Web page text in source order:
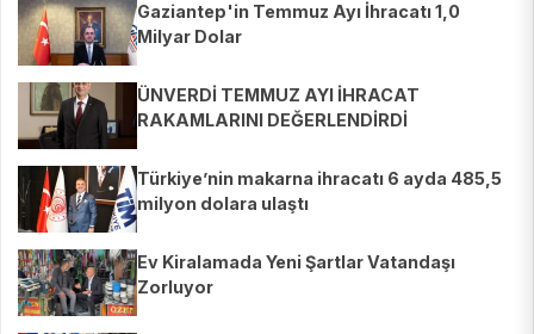
Gaziantep'in Temmuz Ayı İhracatı 1,0
Milyar Dolar
ÜNVERDİ TEMMUZ AYI İHRACAT
RAKAMLARINI DEĞERLENDİRDİ
Türkiye’nin makarna ihracatı 6 ayda 485,5
milyon dolara ulaştı
Ev Kiralamada Yeni Şartlar Vatandaşı
Zorluyor